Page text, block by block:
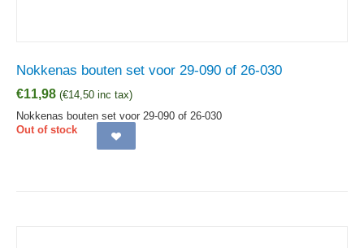
Nokkenas bouten set voor 29-090 of 26-030
€11,98 (€14,50 inc tax)
Nokkenas bouten set voor 29-090 of 26-030
Out of stock